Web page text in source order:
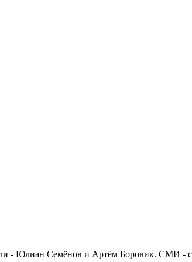
- Юлиан Семёнов и Артём Боровик. CМИ -